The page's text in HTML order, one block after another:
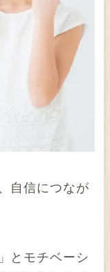
自信につなが
とモチベーシ